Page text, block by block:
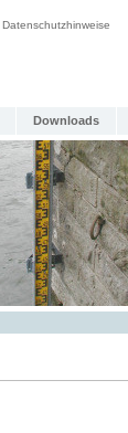
Datenschutzhinweise
Downloads